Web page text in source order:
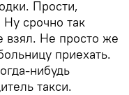
Прости,
срочно так
взял. Не просто же
приехать.
нибудь
такси.